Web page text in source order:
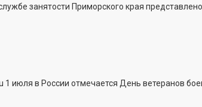
занятости Приморского края
в России отмечается День ветеранов